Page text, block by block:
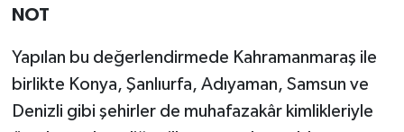
NOT
Yapılan bu değerlendirmede Kahramanmaraş ile
birlikte Konya, Şanlıurfa, Adıyaman, Samsun ve
Denizli gibi şehirler de muhafazakâr kimlikleriyle